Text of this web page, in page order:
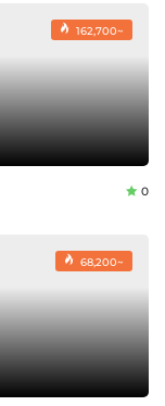
162,700~
0
68,200~